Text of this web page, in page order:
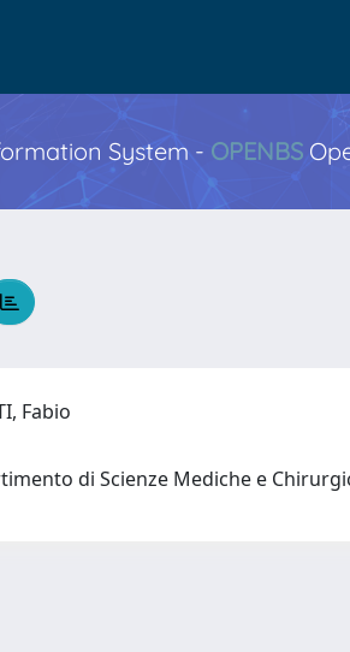
System - OPENBS
Fabio
di Scienze Mediche e